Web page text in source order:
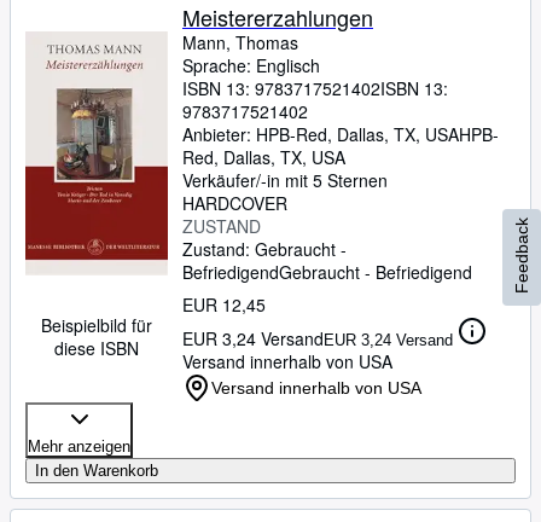
Beispielbild für
diese ISBN
Meistererzahlungen
Mann, Thomas
Sprache: Englisch
ISBN 13: 9783717521402ISBN 13:
9783717521402
Anbieter: HPB-Red, Dallas, TX, USAHPB-
Red, Dallas, TX, USA
Verkäufer/-in mit 5 Sternen
HARDCOVER
ZUSTAND
Zustand: Gebraucht -
BefriedigendGebraucht - Befriedigend
EUR 12,45
EUR 3,24 VersandEUR 3,24 Versand
Versand innerhalb von USA
Versand innerhalb von USA
Mehr anzeigen
In den Warenkorb
Feedback